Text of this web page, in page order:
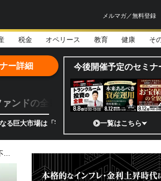
メルマガ／無料登録
税金 オペリース 教育 健康 そ
ンドの全貌
「宇宙!?」 日本の宇宙ベンチャーのココがス
ー詳細 今後開催予定のセミナ
一覧はこちら